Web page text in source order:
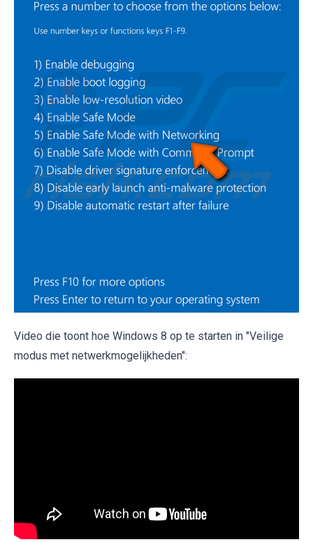
Video die toont hoe Windows 8 op te starten in "Veilige
modus met netwerkmogelijkheden":